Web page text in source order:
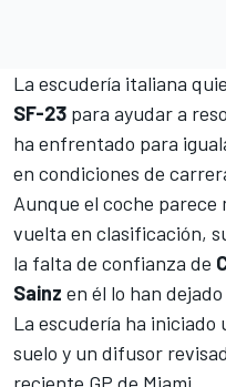
La escudería italiana
SF-23 para ayudar a
ha enfrentado para
en condiciones de
Aunque el coche parece
vuelta en clasificación,
la falta de confianza de
Sainz en él lo han
La escudería ha iniciado
suelo y un difusor